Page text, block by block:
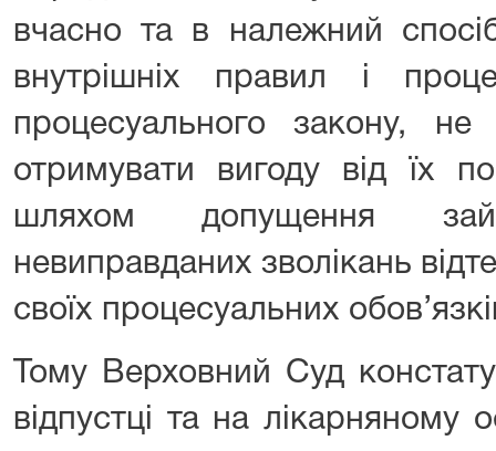
вчасно та в належний
внутрішніх правил і
процесуального закону,
отримувати вигоду від їх
шляхом допущення
невиправданих зволікань
своїх процесуальних
Тому Верховний Суд
відпустці та на лікарняному